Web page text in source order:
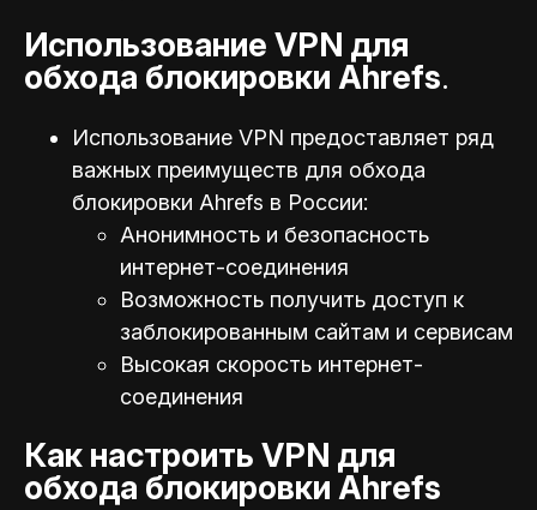
Использование VPN для
обхода блокировки Ahrefs.
Использование VPN предоставляет ряд
важных преимуществ для обхода
блокировки Ahrefs в России:
Анонимность и безопасность
интернет-соединения
Возможность получить доступ к
заблокированным сайтам и сервисам
Высокая скорость интернет-
соединения
Как настроить VPN для
обхода блокировки Ahrefs